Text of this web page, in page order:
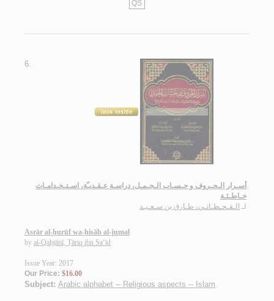
QS
6.
أسـرار الـحـروف و حـسـاب الـجـمـل، دراسـة عـقـديـّة، اسـتـخـدامـات
خـاطـئـة
لـ الـقـحـطـانـي، طـارق بن سـعـيـد
Asrār al-ḥurūf wa-ḥisāb al-jumal
by al-Qaḥṭānī, Ṭāriq ibn Sa‘īd
Issue Year: 2017
Our Price: $16.00
Subject: Arabic alphabet -- Religious aspects -- Islam.